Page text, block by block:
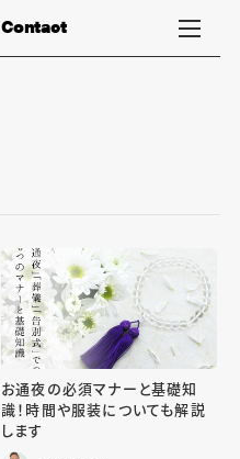
Contact
お通夜の必須マナーと基礎知
識！時間や服装についても解説
します